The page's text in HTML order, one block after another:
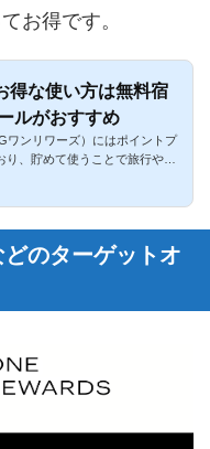
お得です。
得な使い方は無料宿
ルがおすすめ
ワンリワーズ）にはポイントプ
り、貯めて使うことで旅行や出
のターゲットオ